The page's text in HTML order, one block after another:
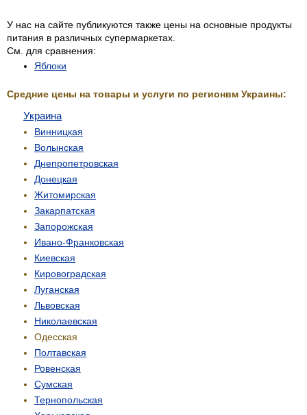
У нас на сайте публикуются также цены на основные продукты
питания в различных супермаркетах.
См. для сравнения:
Яблоки
Средние цены на товары и услуги по регионвм Украины:
Украина
Винницкая
Волынская
Днепропетровская
Донецкая
Житомирская
Закарпатская
Запорожская
Ивано-Франковская
Киевская
Кировоградская
Луганская
Львовская
Николаевская
Одесская
Полтавская
Ровенская
Сумская
Тернопольская